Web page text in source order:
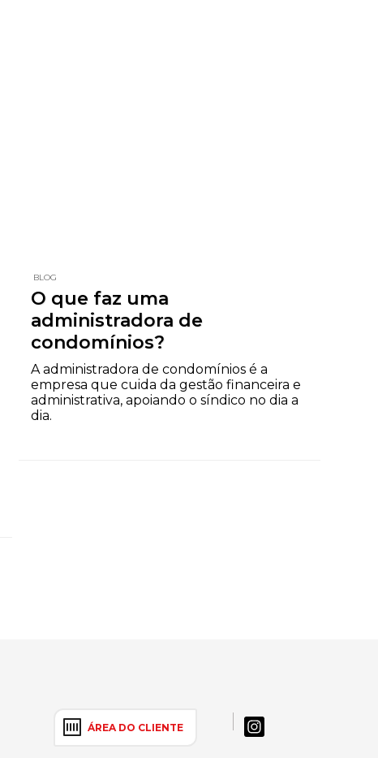
BLOG
O que faz uma
administradora de
condomínios?
A administradora de condomínios é a
empresa que cuida da gestão financeira e
administrativa, apoiando o síndico no dia a
dia.
ÁREA DO CLIENTE